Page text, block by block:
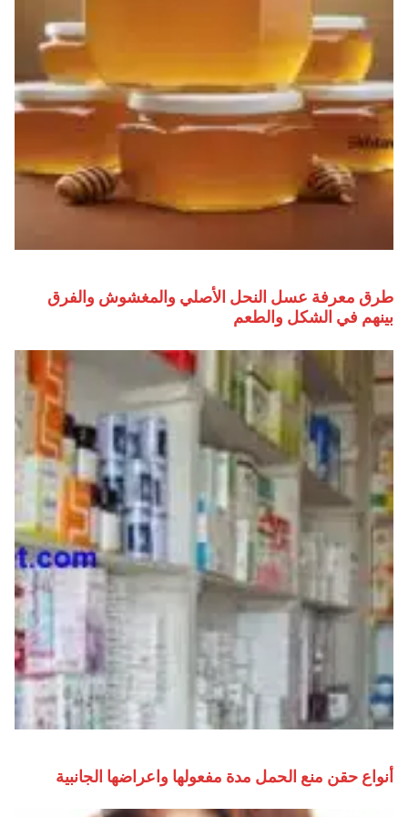
طرق معرفة عسل النحل الأصلي والمغشوش والفرق
بينهم في الشكل والطعم
أنواع حقن منع الحمل مدة مفعولها واعراضها الجانبية